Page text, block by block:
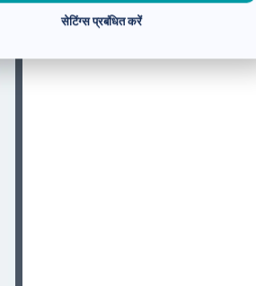
सेटिंग्स प्रबंधित करें